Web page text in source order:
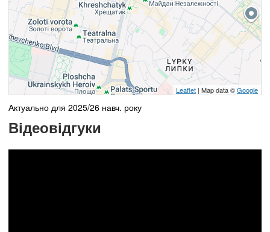
Leaflet | Map data ©Google
Актуально для 2025/26 навч. року
Відеовідгуки